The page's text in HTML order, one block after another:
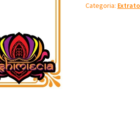
Categoria: